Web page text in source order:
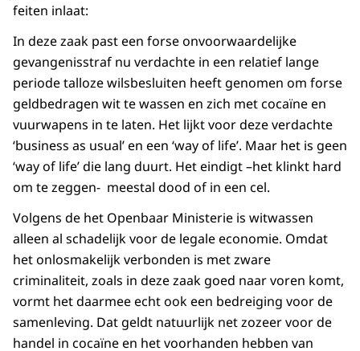
feiten inlaat:
In deze zaak past een forse onvoorwaardelijke
gevangenisstraf nu verdachte in een relatief lange
periode talloze wilsbesluiten heeft genomen om forse
geldbedragen wit te wassen en zich met cocaïne en
vuurwapens in te laten. Het lijkt voor deze verdachte
‘business as usual’ en een ‘way of life’. Maar het is geen
‘way of life’ die lang duurt. Het eindigt –het klinkt hard
om te zeggen- meestal dood of in een cel.
Volgens de het Openbaar Ministerie is witwassen
alleen al schadelijk voor de legale economie. Omdat
het onlosmakelijk verbonden is met zware
criminaliteit, zoals in deze zaak goed naar voren komt,
vormt het daarmee echt ook een bedreiging voor de
samenleving. Dat geldt natuurlijk net zozeer voor de
handel in cocaïne en het voorhanden hebben van